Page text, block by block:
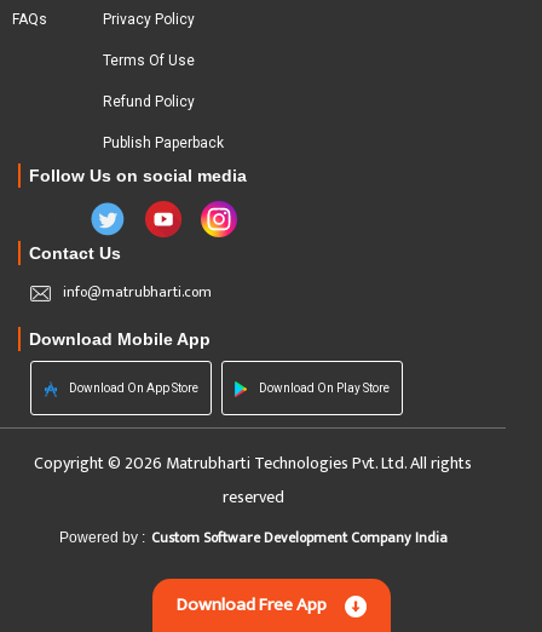
FAQs Privacy Policy
Terms Of Use
Refund Policy
Publish Paperback
Follow Us on social media
Contact Us
info@matrubharti.com
Download Mobile App
Download On App Store Download On Play Store
Copyright © 2026 Matrubharti Technologies Pvt. Ltd. All rights
reserved
Powered by : Custom Software Development Company India
Download Free App